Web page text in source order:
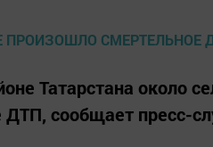
Татарстана около
ДТП, сообщает пресс-